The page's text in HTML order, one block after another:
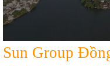
Sun Group